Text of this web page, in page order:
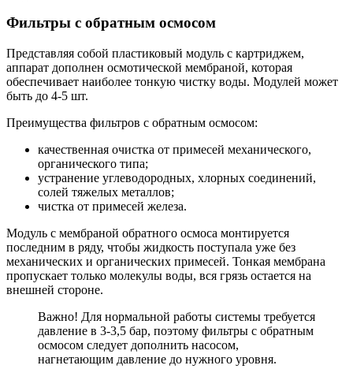
Фильтры с обратным осмосом
Представляя собой пластиковый модуль с картриджем,
аппарат дополнен осмотической мембраной, которая
обеспечивает наиболее тонкую чистку воды. Модулей может
быть до 4-5 шт.
Преимущества фильтров с обратным осмосом:
качественная очистка от примесей механического,
органического типа;
устранение углеводородных, хлорных соединений,
солей тяжелых металлов;
чистка от примесей железа.
Модуль с мембраной обратного осмоса монтируется
последним в ряду, чтобы жидкость поступала уже без
механических и органических примесей. Тонкая мембрана
пропускает только молекулы воды, вся грязь остается на
внешней стороне.
Важно! Для нормальной работы системы требуется
давление в 3-3,5 бар, поэтому фильтры с обратным
осмосом следует дополнить насосом,
нагнетающим давление до нужного уровня.